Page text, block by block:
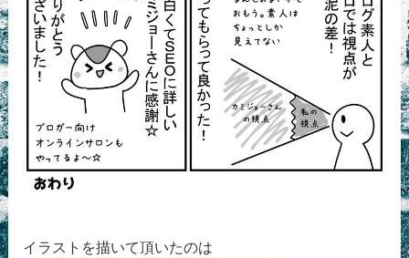
イラストを描いて頂いたのは